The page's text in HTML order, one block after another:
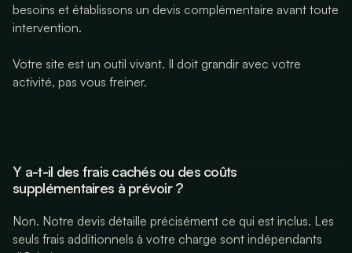
besoins et établissons un devis complémentaire avant toute
intervention.
Votre site est un outil vivant. Il doit grandir avec votre
activité, pas vous freiner.
Y a-t-il des frais cachés ou des coûts
supplémentaires à prévoir ?
Non. Notre devis détaille précisément ce qui est inclus. Les
seuls frais additionnels à votre charge sont indépendants